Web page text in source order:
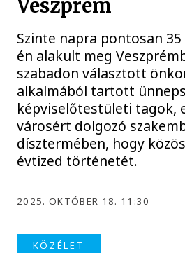
Veszprém
Szinte napra pontosan
én alakult meg
szabadon választott
alkalmából tartott
képviselőtestületi tagok,
városért dolgozó
dísztermében, hogy
évtized történetét.
2025. OKTÓBER 18. 11:30
KÖZÉLET